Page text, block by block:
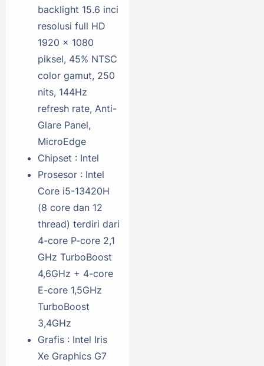
backlight 15.6 inci
resolusi full HD
1920 x 1080
piksel, 45% NTSC
color gamut, 250
nits, 144Hz
refresh rate, Anti-
Glare Panel,
MicroEdge
Chipset : Intel
Prosesor : Intel
Core i5-13420H
(8 core dan 12
thread) terdiri dari
4-core P-core 2,1
GHz TurboBoost
4,6GHz + 4-core
E-core 1,5GHz
TurboBoost
3,4GHz
Grafis : Intel Iris
Xe Graphics G7